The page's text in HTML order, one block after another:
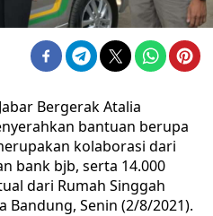
Bergerak Atalia
bantuan berupa
kolaborasi dari
bank bjb, serta 14.000
dari Rumah Singgah
Bandung, Senin (2/8/2021).